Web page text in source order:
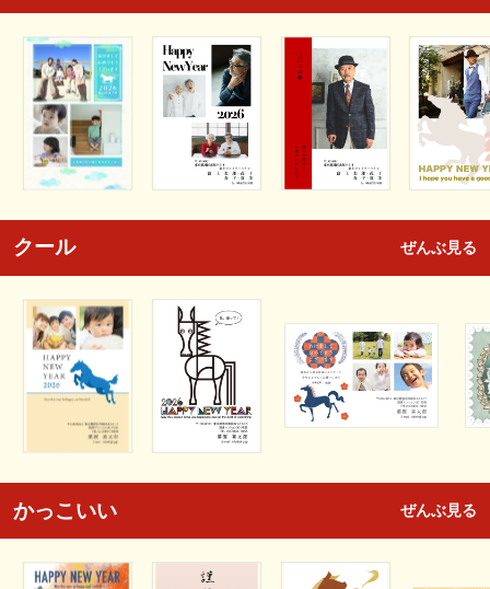
クール ぜんぶ見る
かっこいい ぜんぶ見る